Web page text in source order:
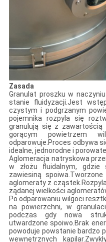
Zasada
Granulat proszku w
stanie fluidyzacji.Jest
czystym i podgrzanym
pojemnika rozpyla się
granulują się z zawartością
gorącym powietrzem
odparowuje.Proces odbywa
idealne, jednorodne i
Aglomeracja natryskowa
w złożu fluidalnym, gdzie
zawiesiną
aglomeraty z
żądanej wielkości
Po odparowaniu wilgoci
na powierzchni, w
podczas gdy nowa
utwardzone spoiwo.Brak
powoduje powstanie bardzo
wewnętrznych